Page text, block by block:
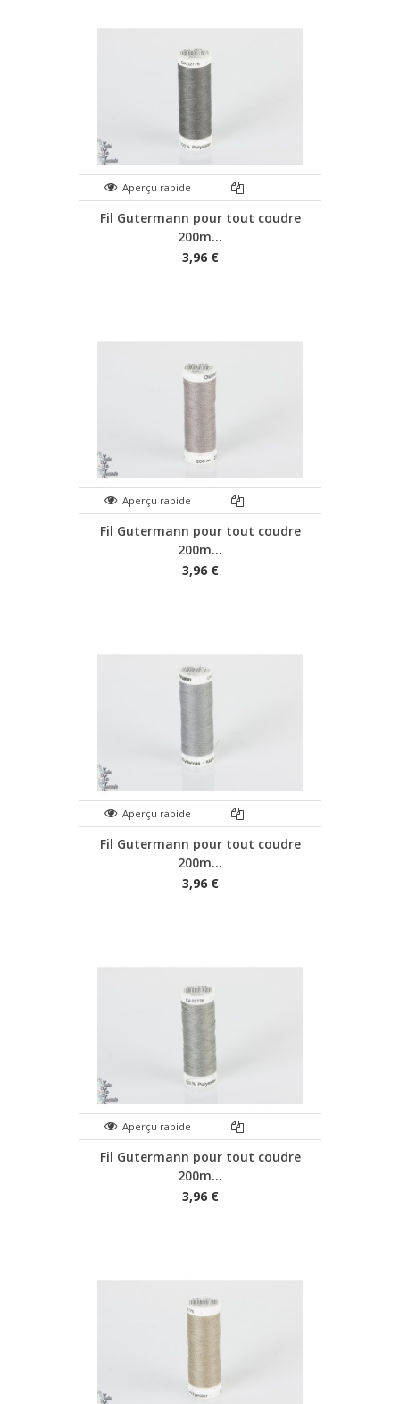
Aperçu rapide
Fil Gutermann pour tout coudre
200m...
3,96 €
Aperçu rapide
Fil Gutermann pour tout coudre
200m...
3,96 €
Aperçu rapide
Fil Gutermann pour tout coudre
200m...
3,96 €
Aperçu rapide
Fil Gutermann pour tout coudre
200m...
3,96 €